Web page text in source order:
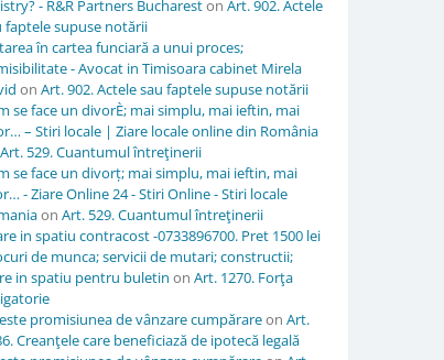
- R&R Partners Buchareston Art. 902. Actele
faptele supuse notării
în cartea funciară a unui proces;
- Avocat in Timisoara cabinet Mirela
on Art. 902. Actele sau faptele supuse notării
se face un divorÈ; mai simplu, mai ieftin, mai
– Stiri locale | Ziare locale online din România
Art. 529. Cuantumul întreţinerii
se face un divorț; mai simplu, mai ieftin, mai
- Ziare Online 24 - Stiri Online - Stiri locale
on Art. 529. Cuantumul întreţinerii
in spatiu contracost -0733896700. Pret 1500 lei
de munca; servicii de mutari; constructii;
in spatiu pentru buletin on Art. 1270. Forţa
promisiunea de vânzare cumpărareon Art.
Creanţele care beneficiază de ipotecă legală